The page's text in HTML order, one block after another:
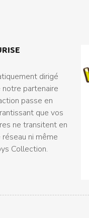
dirigé
partenaire
passe en
que vos
ne transitent en
réseau ni même
Collection.